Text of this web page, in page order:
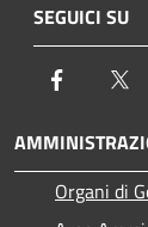
SEGUICI SU
Facebook
Organi di